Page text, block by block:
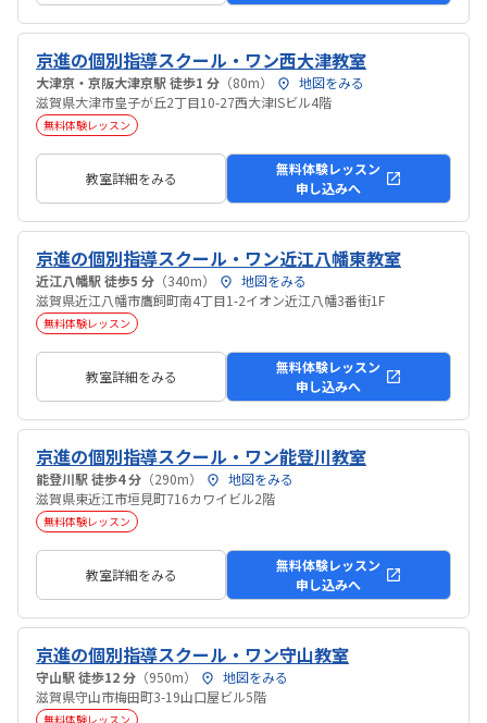
京進の個別指導スクール・ワン西大津教室
大津京・京阪大津京駅 徒歩1 分 （80m）
地図をみる
滋賀県大津市皇子が丘2丁目10-27西大津ISビル4階
無料体験レッスン
教室詳細をみる
無料体験レッスン
申し込みへ
京進の個別指導スクール・ワン近江八幡東教室
近江八幡駅 徒歩5 分 （340m）
地図をみる
滋賀県近江八幡市鷹飼町南4丁目1-2イオン近江八幡3番街1F
無料体験レッスン
教室詳細をみる
無料体験レッスン
申し込みへ
京進の個別指導スクール・ワン能登川教室
能登川駅 徒歩4 分 （290m）
地図をみる
滋賀県東近江市垣見町716カワイビル2階
無料体験レッスン
教室詳細をみる
無料体験レッスン
申し込みへ
京進の個別指導スクール・ワン守山教室
守山駅 徒歩12 分 （950m）
地図をみる
滋賀県守山市梅田町3-19山口屋ビル5階
無料体験レッスン